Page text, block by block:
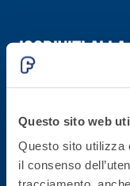
Questo sito web
Questo sito utilizza
il consenso
Iscriviti
Rimani aggiornato con le